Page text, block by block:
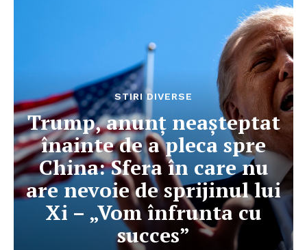
STIRI DIVERSE
Trump, anunț neașteptat
înainte de a pleca spre
China: Sfera în care nu
are nevoie de sprijinul lui
Xi – „Vom înfrunta cu
succes”